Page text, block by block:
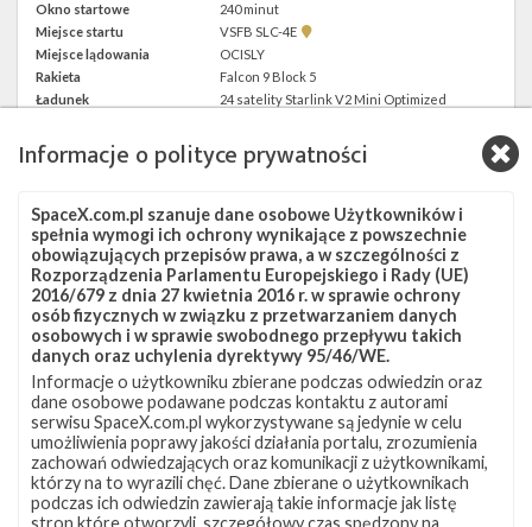
Okno startowe
240 minut
Miejsce startu
VSFB SLC-4E
Pokaż
SLC-
4E w
Google
Miejsce lądowania
OCISLY
Rakieta
Falcon 9 Block 5
Ładunek
24 satelity Starlink V2 Mini Optimized
Z NASZEGO TWITTERA
Śledź nas na Twitterze
Informacje o polityce prywatności
SpaceX.com.pl szanuje dane osobowe Użytkowników i
spełnia wymogi ich ochrony wynikające z powszechnie
obowiązujących przepisów prawa, a w szczególności z
Rozporządzenia Parlamentu Europejskiego i Rady (UE)
2016/679 z dnia 27 kwietnia 2016 r. w sprawie ochrony
osób fizycznych w związku z przetwarzaniem danych
osobowych i w sprawie swobodnego przepływu takich
danych oraz uchylenia dyrektywy 95/46/WE.
Informacje o użytkowniku zbierane podczas odwiedzin oraz
dane osobowe podawane podczas kontaktu z autorami
serwisu SpaceX.com.pl wykorzystywane są jedynie w celu
umożliwienia poprawy jakości działania portalu, zrozumienia
zachowań odwiedzających oraz komunikacji z użytkownikami,
którzy na to wyrazili chęć. Dane zbierane o użytkownikach
podczas ich odwiedzin zawierają takie informacje jak listę